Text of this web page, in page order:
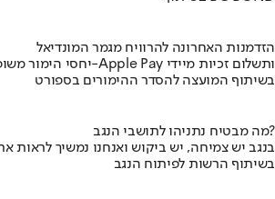
הזדמנות האחרונה להרוויח מגמר המונדיאל
יחסי הימור משופרים, הפקדות ב-Apple Pay ותשלום זכיות מיידי
בשיתוף המועצה להסדר ההימורים בספורט
מה מבטיח נתניהו לתושבי הנגב?
בנגב יש צמיחה, יש ביקוש ואנחנו נמשיך לראות
בשיתוף הרשות לפיתוח הנגב